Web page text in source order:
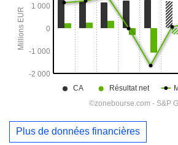
Plus de données financières